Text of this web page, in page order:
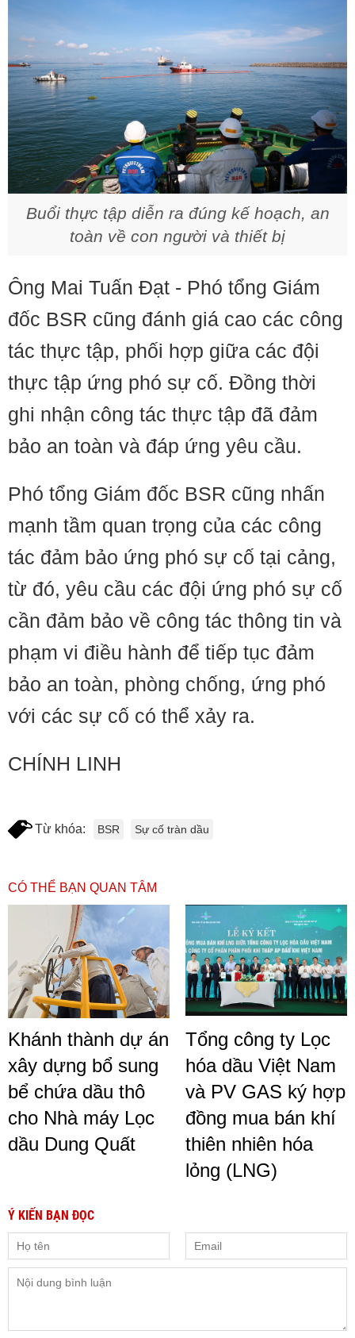
Buổi thực tập diễn ra đúng kế hoạch, an
toàn về con người và thiết bị
Ông Mai Tuấn Đạt - Phó tổng Giám
đốc BSR cũng đánh giá cao các công
tác thực tập, phối hợp giữa các đội
thực tập ứng phó sự cố. Đồng thời
ghi nhận công tác thực tập đã đảm
bảo an toàn và đáp ứng yêu cầu.
Phó tổng Giám đốc BSR cũng nhấn
mạnh tầm quan trọng của các công
tác đảm bảo ứng phó sự cố tại cảng,
từ đó, yêu cầu các đội ứng phó sự cố
cần đảm bảo về công tác thông tin và
phạm vi điều hành để tiếp tục đảm
bảo an toàn, phòng chống, ứng phó
với các sự cố có thể xảy ra.
CHÍNH LINH
Từ khóa: BSR Sự cố tràn dầu
CÓ THỂ BẠN QUAN TÂM
Khánh thành dự án
xây dựng bổ sung
bể chứa dầu thô
cho Nhà máy Lọc
dầu Dung Quất
Tổng công ty Lọc
hóa dầu Việt Nam
và PV GAS ký hợp
đồng mua bán khí
thiên nhiên hóa
lỏng (LNG)
Ý KIẾN BẠN ĐỌC